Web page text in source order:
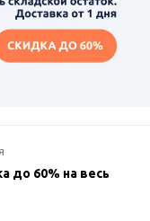
до 60% на весь